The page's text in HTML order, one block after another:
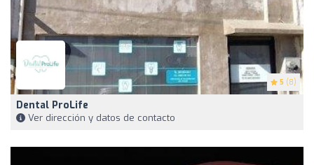
5 (8)
Dental ProLife
Ver dirección y datos de contacto